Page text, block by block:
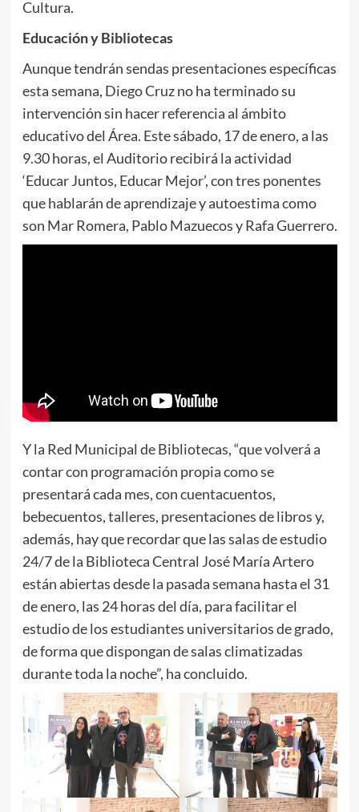
Cultura.
Educación y Bibliotecas
Aunque tendrán sendas presentaciones específicas
esta semana, Diego Cruz no ha terminado su
intervención sin hacer referencia al ámbito
educativo del Área. Este sábado, 17 de enero, a las
9.30 horas, el Auditorio recibirá la actividad
‘Educar Juntos, Educar Mejor’, con tres ponentes
que hablarán de aprendizaje y autoestima como
son Mar Romera, Pablo Mazuecos y Rafa Guerrero.
Y la Red Municipal de Bibliotecas, “que volverá a
contar con programación propia como se
presentará cada mes, con cuentacuentos,
bebecuentos, talleres, presentaciones de libros y,
además, hay que recordar que las salas de estudio
24/7 de la Biblioteca Central José María Artero
están abiertas desde la pasada semana hasta el 31
de enero, las 24 horas del día, para facilitar el
estudio de los estudiantes universitarios de grado,
de forma que dispongan de salas climatizadas
durante toda la noche”, ha concluido.